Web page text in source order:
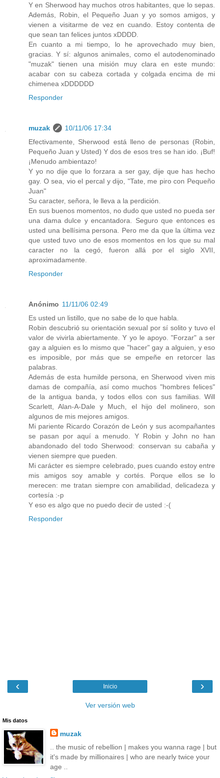
Y en Sherwood hay muchos otros habitantes, que lo sepas.
Además, Robin, el Pequeño Juan y yo somos amigos, y
vienen a visitarme de vez en cuando. Estoy contenta de
que sean tan felices juntos xDDDD.
En cuanto a mi tiempo, lo he aprovechado muy bien,
gracias. Y sí: algunos animales, como el autodenominado
"muzak" tienen una misión muy clara en este mundo:
acabar con su cabeza cortada y colgada encima de mi
chimenea xDDDDDD
Responder
muzak
10/11/06 17:34
Efectivamente, Sherwood está lleno de personas (Robin,
Pequeño Juan y Usted) Y dos de esos tres se han ido. ¡Buf!
¡Menudo ambientazo!
Y yo no dije que lo forzara a ser gay, dije que has hecho
gay. O sea, vio el percal y dijo, "Tate, me piro con Pequeño
Juan"
Su caracter, señora, le lleva a la perdición.
En sus buenos momentos, no dudo que usted no pueda ser
una dama dulce y encantadora. Seguro que entonces es
usted una bellísima persona. Pero me da que la última vez
que usted tuvo uno de esos momentos en los que su mal
caracter no la cegó, fueron allá por el siglo XVII,
aproximadamente.
Responder
Anónimo 11/11/06 02:49
Es usted un listillo, que no sabe de lo que habla.
Robin descubrió su orientación sexual por sí solito y tuvo el
valor de vivirla abiertamente. Y yo le apoyo. "Forzar" a ser
gay a alguien es lo mismo que "hacer" gay a alguien, y eso
es imposible, por más que se empeñe en retorcer las
palabras.
Además de esta humilde persona, en Sherwood viven mis
damas de compañía, así como muchos "hombres felices"
de la antigua banda, y todos ellos con sus familias. Will
Scarlett, Alan-A-Dale y Much, el hijo del molinero, son
algunos de mis mejores amigos.
Mi pariente Ricardo Corazón de León y sus acompañantes
se pasan por aquí a menudo. Y Robin y John no han
abandonado del todo Sherwood: conservan su cabaña y
vienen siempre que pueden.
Mi carácter es siempre celebrado, pues cuando estoy entre
mis amigos soy amable y cortés. Porque ellos se lo
merecen: me tratan siempre con amabilidad, delicadeza y
cortesía :-p
Y eso es algo que no puedo decir de usted :-(
Responder
‹ ›
Inicio
Ver versión web
Mis datos
muzak
.. the music of rebellion | makes you wanna rage | but
it's made by millionaires | who are nearly twice your
age ..